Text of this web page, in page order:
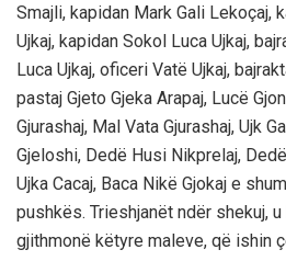
Smajli, kapidan Mark Gali Lekoçaj,
Ujkaj, kapidan Sokol Luca Ujkaj,
Luca Ujkaj, oficeri Vatë Ujkaj,
pastaj Gjeto Gjeka Arapaj, Lucë
Gjurashaj, Mal Vata Gjurashaj, Ujk
Gjeloshi, Dedë Husi Nikprelaj,
Ujka Cacaj, Baca Nikë Gjokaj e
pushkës. Trieshjanët ndër shekuj,
gjithmonë këtyre maleve, që ishin